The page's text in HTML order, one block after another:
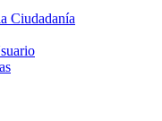
Ciudadanía